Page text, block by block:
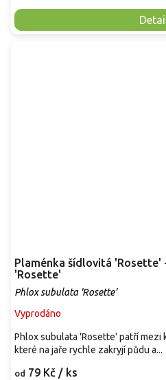
Plaménka šídlovitá 'Rosette'
'Rosette'
Phlox subulata 'Rosette'
Vyprodáno
od 79 Kč / ks
Phlox subulata 'Rosette' patří mezi
které na jaře rychle zakryjí půdu a...